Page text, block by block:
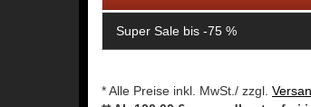
Super Sale bis -75 %
* Alle Preise inkl. MwSt./ zzgl.